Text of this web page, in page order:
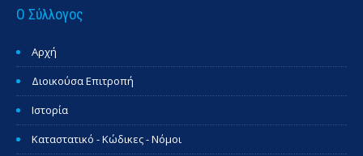
Ο Σύλλογος
Αρχή
Διοικούσα Επιτροπή
Ιστορία
Καταστατικό - Κώδικες - Νόμοι